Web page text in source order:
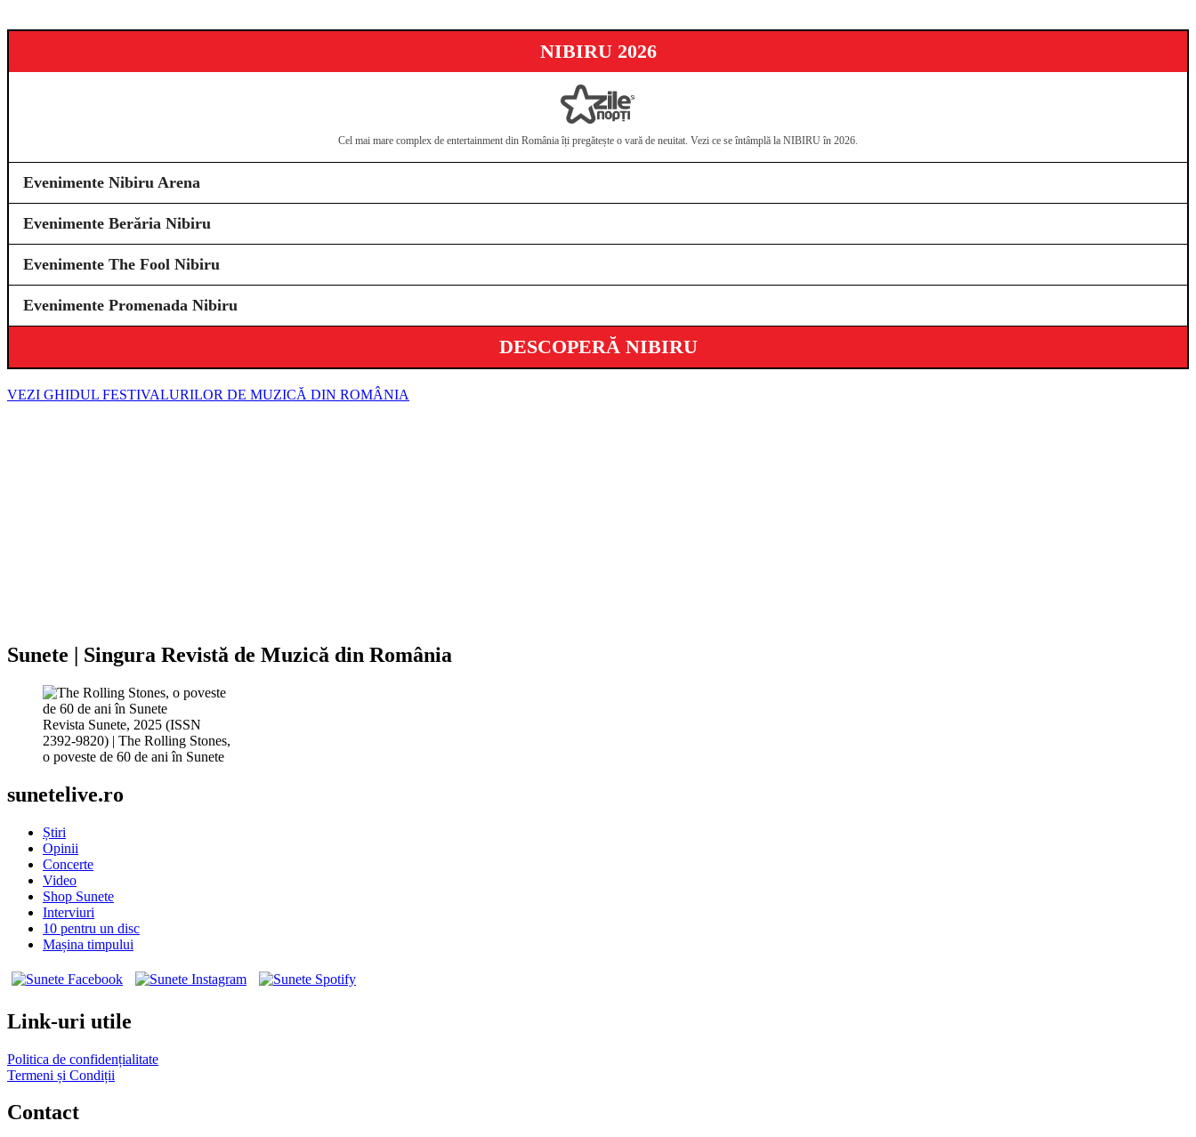
NIBIRU 2026
Cel mai mare complex de entertainment din România îți pregătește o vară de neuitat. Vezi ce se întâmplă la NIBIRU în 2026.
Evenimente Nibiru Arena
Evenimente Berăria Nibiru
Evenimente The Fool Nibiru
Evenimente Promenada Nibiru
DESCOPERĂ NIBIRU
VEZI GHIDUL FESTIVALURILOR DE MUZICĂ DIN ROMÂNIA
Sunete | Singura Revistă de Muzică din România
Revista Sunete, 2025 (ISSN
2392-9820) | The Rolling Stones,
o poveste de 60 de ani în Sunete
sunetelive.ro
Știri
Opinii
Concerte
Video
Shop Sunete
Interviuri
10 pentru un disc
Mașina timpului
Link-uri utile
Politica de confidențialitate
Termeni și Condiții
Contact